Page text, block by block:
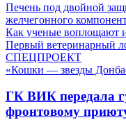
Печень под двойной
желчегонного
Как ученые воплощают
Первый ветеринарный
СПЕЦПРОЕКТ
«Кошки — звезды
ГК ВИК передала
фронтовому